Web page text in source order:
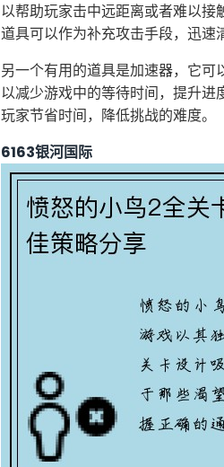
以帮助玩家击中远距离或者难以
道具可以作为补充攻击手段，迅速
另一个有用的道具是加速器，它
以减少游戏中的等待时间，提升
玩家节省时间，降低挑战的难度。
6163银河国际